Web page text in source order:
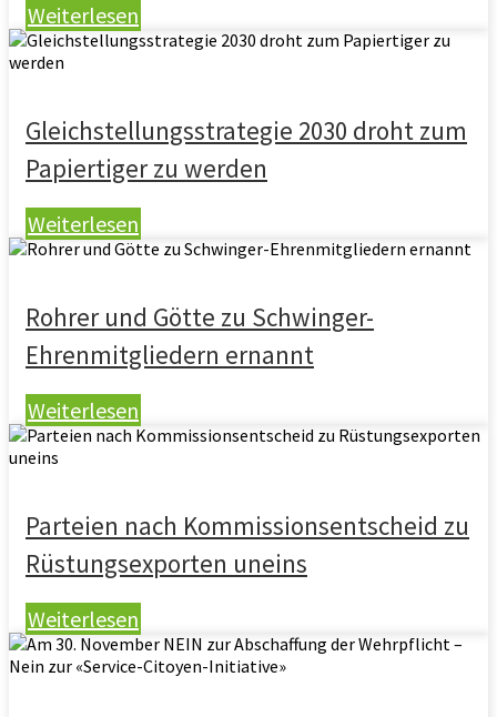
Weiterlesen
Gleichstellungsstrategie 2030 droht zum
Papiertiger zu werden
Weiterlesen
Rohrer und Götte zu Schwinger-
Ehrenmitgliedern ernannt
Weiterlesen
Parteien nach Kommissionsentscheid zu
Rüstungsexporten uneins
Weiterlesen